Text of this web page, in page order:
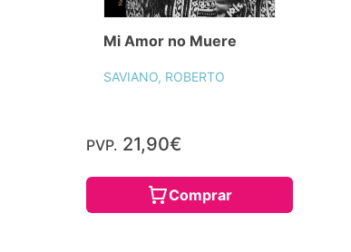
Mi Amor no Muere
SAVIANO, ROBERTO
PVP. 21,90€
Comprar